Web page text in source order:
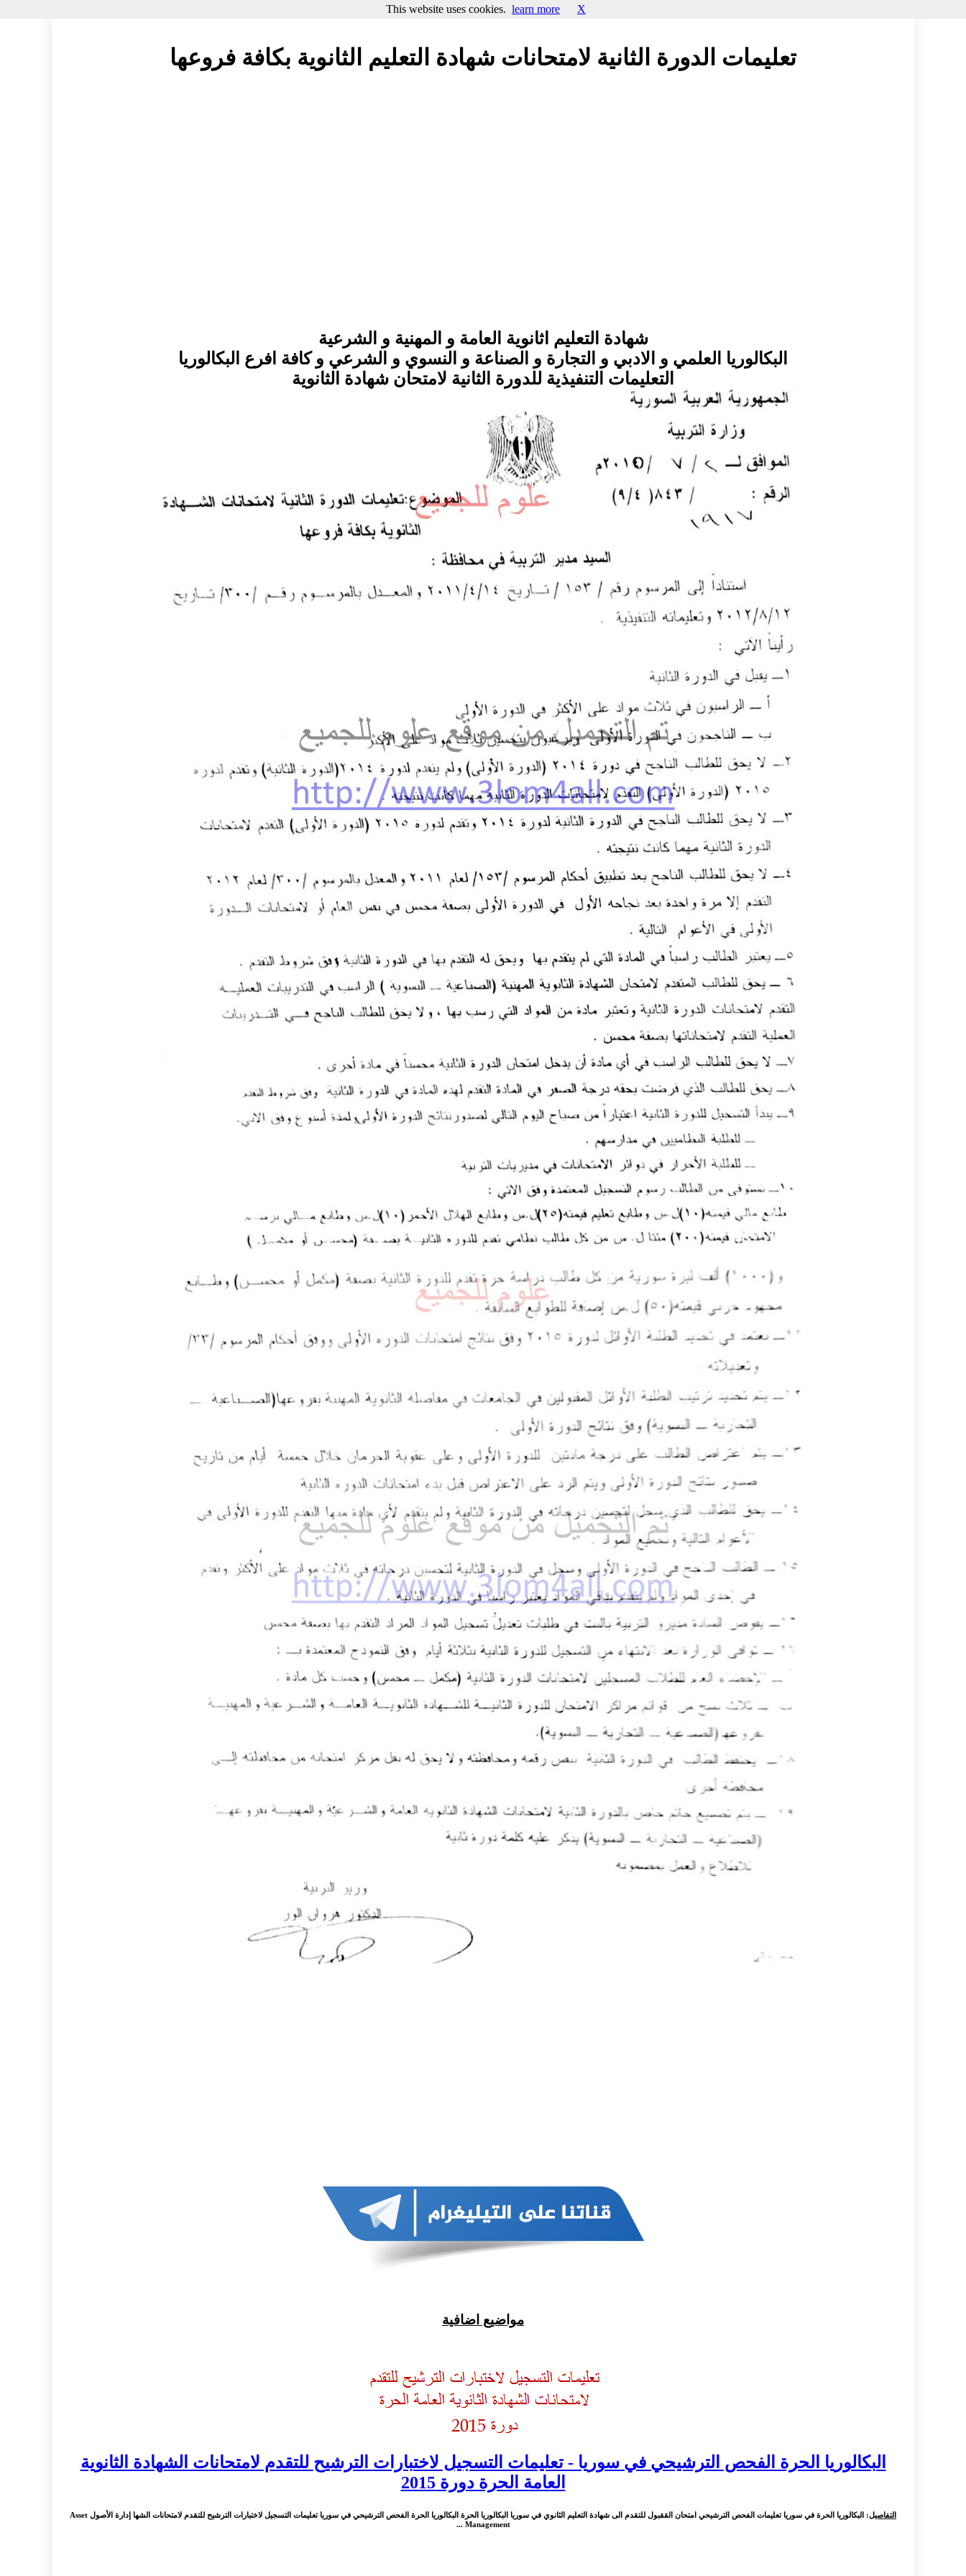
تعليمات الدورة الثانية لامتحانات شهادة التعليم الثانوية بكافة فروعها
شهادة التعليم اثانوية العامة و المهنية و الشرعية
البكالوريا العلمي و الادبي و التجارة و الصناعة و النسوي و الشرعي و كافة افرع البكالوريا
التعليمات التنفيذية للدورة الثانية لامتحان شهادة الثانوية
مواضيع اضافية
البكالوريا الحرة الفحص الترشيحي في سوريا - تعليمات التسجيل لاختبارات الترشيح للتقدم لامتحانات الشهادة الثانوية
العامة الحرة دورة 2015
التفاصيل
: البكالوريا الحرة في سوريا تعليمات الفحص الترشيحي امتحان الققبول للتقدم الى شهادة التعليم الثانوي في سوريا البكالوريا الحرة البكالوريا الحرة الفحص الترشيحي في سوريا تعليمات التسجيل لاختبارات الترشيح للتقدم لامتحانات الشها إدارة الأصول Asset
Management ...
This website uses cookies. learn more X